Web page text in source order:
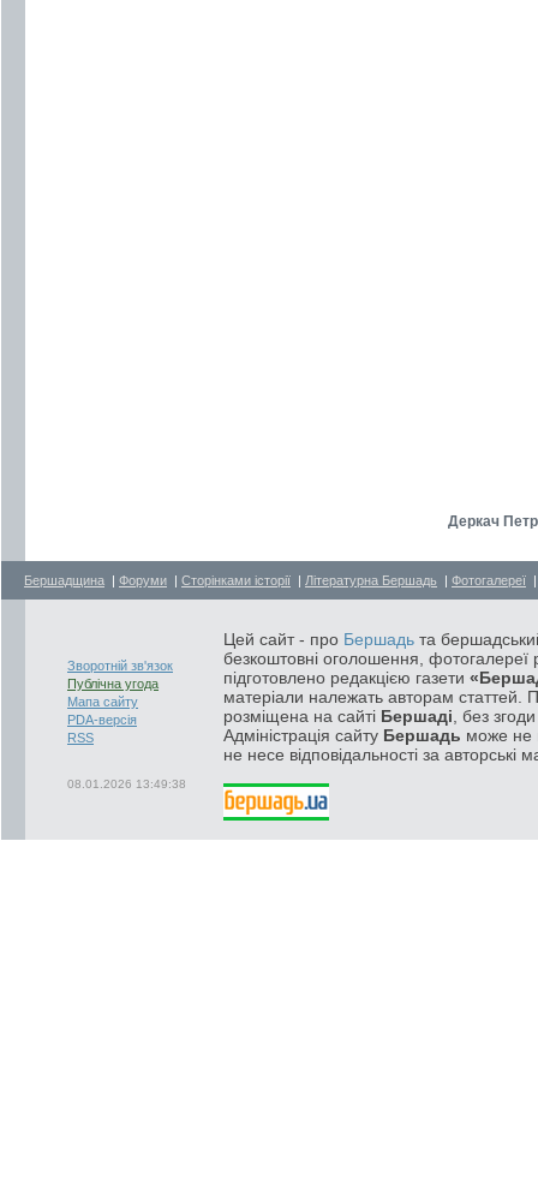
Деркач
Бершадщина | Форуми | Сторінками історії | Літературна Бершадь | Фотогалереї
Зворотній зв'язок
Публічна угода
Мапа сайту
PDA-версія
RSS
08.01.2026 13:49:38
Цей сайт - про Бершадь та
безкоштовні оголошення, фотогалереї
підготовлено редакцією газети
матеріали належать авторам статтей.
розміщена на сайті Бершаді , без
Адміністрація сайту Бершадь може не
не несе відповідальності за авторські